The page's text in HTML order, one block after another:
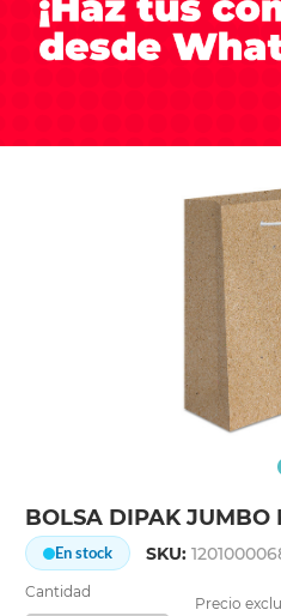
BOLSA DIPAK JUMBO
En stock SKU:
Cantidad
Precio